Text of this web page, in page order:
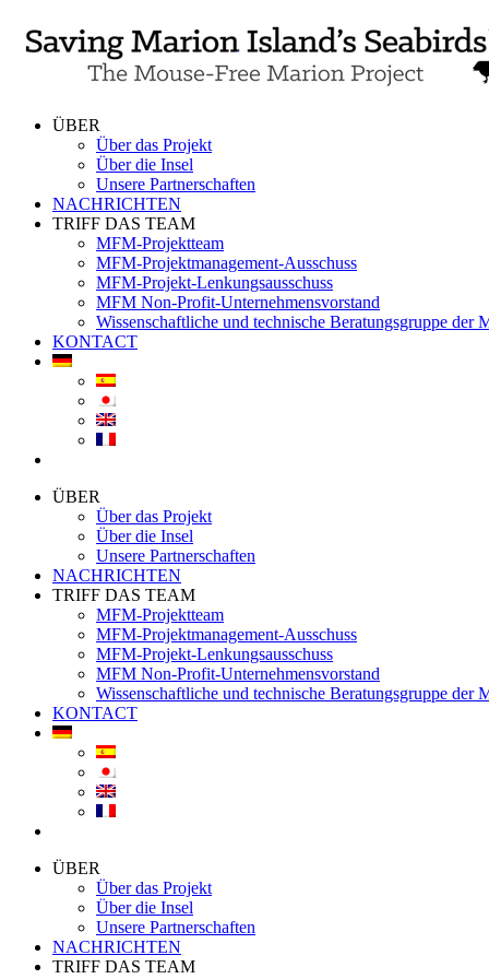
content
ÜBER
Über das Projekt
Über die Insel
Unsere Partnerschaften
NACHRICHTEN
TRIFF DAS TEAM
MFM-Projektteam
MFM-Projektmanagement-Ausschuss
MFM-Projekt-Lenkungsausschuss
MFM Non-Profit-Unternehmensvorstand
Wissenschaftliche und technische Beratungsgruppe der
KONTACT
ÜBER
Über das Projekt
Über die Insel
Unsere Partnerschaften
NACHRICHTEN
TRIFF DAS TEAM
MFM-Projektteam
MFM-Projektmanagement-Ausschuss
MFM-Projekt-Lenkungsausschuss
MFM Non-Profit-Unternehmensvorstand
Wissenschaftliche und technische Beratungsgruppe der
KONTACT
ÜBER
Über das Projekt
Über die Insel
Unsere Partnerschaften
NACHRICHTEN
TRIFF DAS TEAM